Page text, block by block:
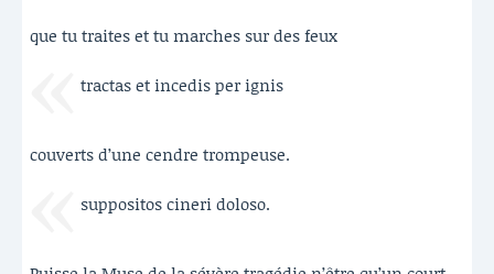
que tu traites et tu marches sur des feux
tractas et incedis per ignis
couverts d’une cendre trompeuse.
suppositos cineri doloso.